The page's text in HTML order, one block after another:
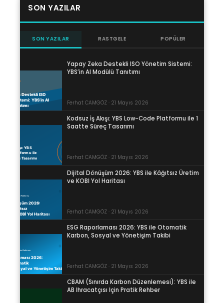
SON YAZILAR
SON YAZILAR RASTGELE POPÜLER
Yapay Zeka Destekli ISO Yönetim Sistemi:
YBS’in AI Modülü Tanıtımı
Ferhat CAMGÖZ · 21 Mayıs 2026
Kodsuz İş Akışı: YBS Low-Code Platformu ile 1
Saatte Süreç Tasarımı
Ferhat CAMGÖZ · 21 Mayıs 2026
Dijital Dönüşüm 2026: YBS ile Kâğıtsız Üretim
ve KOBİ Yol Haritası
Ferhat CAMGÖZ · 21 Mayıs 2026
ESG Raporlaması 2026: YBS ile Otomatik
Karbon, Sosyal ve Yönetişim Takibi
Ferhat CAMGÖZ · 21 Mayıs 2026
CBAM (Sınırda Karbon Düzenlemesi): YBS ile
AB İhracatçısı İçin Pratik Rehber